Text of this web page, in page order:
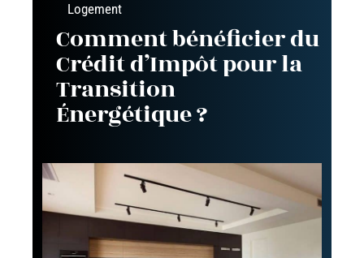
Logement
Comment bénéficier du
Crédit d’Impôt pour la
Transition
Énergétique ?